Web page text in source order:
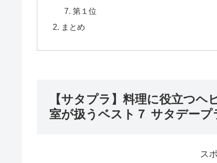
第１位
まとめ
【サタプラ】料理に役立つ
室が扱うベスト７ サタデープ
ス